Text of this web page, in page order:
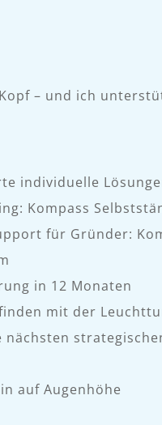
– und ich
individuelle
Kompass
für Gründer:
in 12 Monaten
mit der
auf Augenhöhe